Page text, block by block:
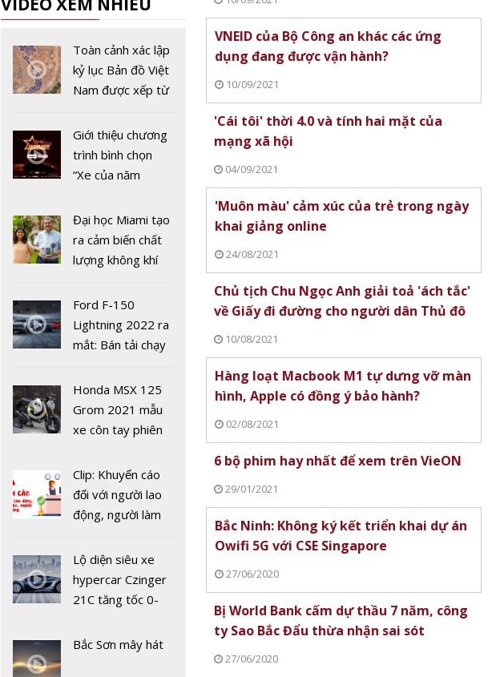
2026-2030
đặt tên sân vận
động là VinFast
Qualcomm tăng
chiến lược với các
công ty công nghệ
Việt Nam
FPT thành lập nhà
kết đến hành động
Vingroup bắt tay
những đột phá
Toàn cảnh xác lập
kỷ lục Bản đồ Việt
Nam được xếp từ
năm 2022
Giới thiệu chương
trình bình chọn
“Xe của năm
Đại học Miami tạo
ra cảm biến chất
lượng không khí
19
Ford F-150
Lightning 2022 ra
mắt: Bán tải chạy
chưa đến 40 nghìn
USD
Honda MSX 125
Grom 2021 mẫu
xe côn tay phiên
Clip: Khuyến cáo
đối với người lao
động, người làm
hàng tại khu dịch
vụ trong dịch
Covid-19
Lộ diện siêu xe
hypercar Czinger
21C tăng tốc 0-
2 giây
Bắc Sơn mây hát
VNEID của Bộ Công an khác các ứng
dụng đang được vận hành?
10/09/2021
'Cái tôi' thời 4.0 và tính hai mặt của
mạng xã hội
04/09/2021
'Muôn màu' cảm xúc của trẻ trong ngày
khai giảng online
24/08/2021
Chủ tịch Chu Ngọc Anh giải toả 'ách tắc'
về Giấy đi đường cho người dân Thủ đô
10/08/2021
Hàng loạt Macbook M1 tự dưng vỡ màn
hình, Apple có đồng ý bảo hành?
02/08/2021
6 bộ phim hay nhất để xem trên VieON
29/01/2021
Bắc Ninh: Không ký kết triển khai dự án
Owifi 5G với CSE Singapore
27/06/2020
Bị World Bank cấm dự thầu 7 năm, công
ty Sao Bắc Đẩu thừa nhận sai sót
27/06/2020